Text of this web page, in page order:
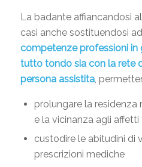
La badante affiancandosi
casi anche sostituendosi ad
competenze professioni in
tutto tondo sia con la rete
persona assistita,
prolungare la
e la vicinanza agli affetti
custodire le abitudini di
prescrizioni mediche